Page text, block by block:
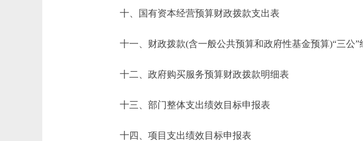
十、国有资本经营预算财政拨款支出表
十一、财政拨款(含一般公共预算和政府性基金预算)“三公”
十二、政府购买服务预算财政拨款明细表
十三、部门整体支出绩效目标申报表
十四、项目支出绩效目标申报表